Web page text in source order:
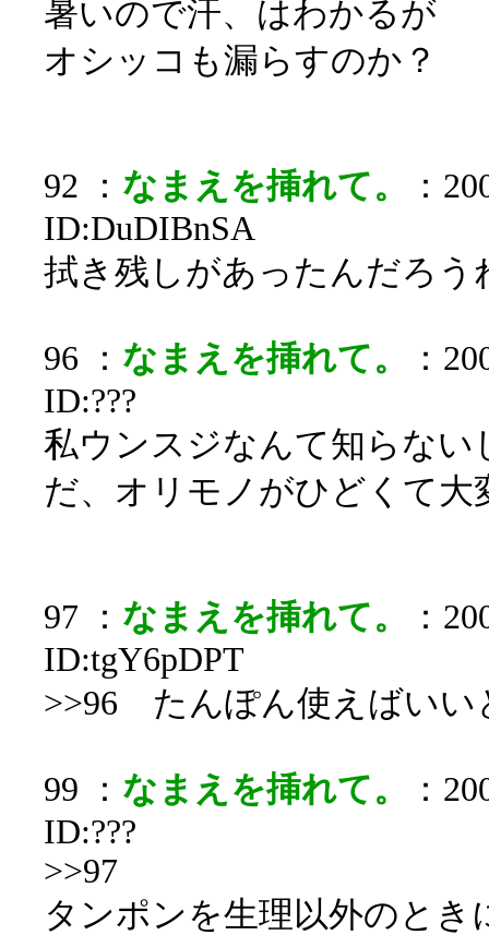
暑いので汗、はわかるが
オシッコも漏らすのか？
92 ： なまえを挿れて。
：
ID:DuDIBnSA
拭き残しがあったんだろう
96 ： なまえを挿れて。
：
ID:???
私ウンスジなんて知らな
だ、オリモノがひどくて
97 ： なまえを挿れて。
：
ID:tgY6pDPT
>>96 たんぽん使えばいい
99 ： なまえを挿れて。
：
ID:???
>>97
タンポンを生理以外のと